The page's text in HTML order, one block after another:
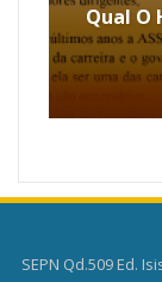
Qual O
SEPN Qd.509 Ed.